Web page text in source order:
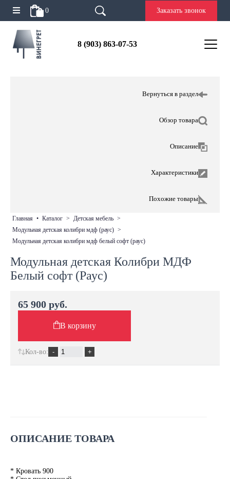
0 Заказать звонок
8 (903) 863-07-53
Вернуться в раздел
Обзор товара
Описание
Характеристики
Похожие товары
главная • каталог > детская мебель >
модульная детская колибри мдф (раус) >
модульная детская колибри мдф белый софт (раус)
Модульная детская Колибри МДФ
Белый софт (Раус)
ОПИСАНИЕ ТОВАРА
* Кровать 900
65 900 руб.
В корзину
Кол-во: